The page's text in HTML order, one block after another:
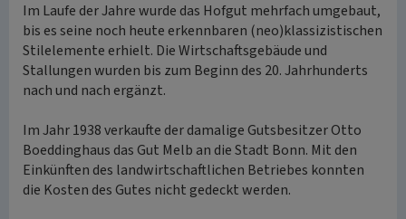
Im Laufe der Jahre wurde das Hofgut mehrfach umgebaut,
bis es seine noch heute erkennbaren (neo)klassizistischen
Stilelemente erhielt. Die Wirtschaftsgebäude und
Stallungen wurden bis zum Beginn des 20. Jahrhunderts
nach und nach ergänzt.
Im Jahr 1938 verkaufte der damalige Gutsbesitzer Otto
Boeddinghaus das Gut Melb an die Stadt Bonn. Mit den
Einkünften des landwirtschaftlichen Betriebes konnten
die Kosten des Gutes nicht gedeckt werden.